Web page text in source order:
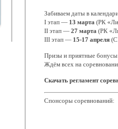
Забиваем даты в
I этап — 13 марта (РК
II этап — 27 марта (РК
III этап — 15-17 апреля
Призы и приятные
Ждём всех на
Скачать регламент
Спонсоры соревнований: